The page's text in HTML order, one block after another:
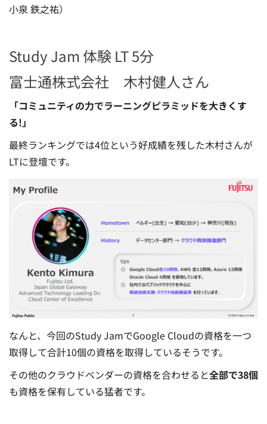
小泉 鉄之祐）
Study Jam 体験 LT 5分
富士通株式会社 木村健人さん
「コミュニティの力でラーニングピラミッドを大きくす
る!」
最終ランキングでは4位という好成績を残した木村さんが
LTに登壇です。
なんと、今回のStudy JamでGoogle Cloudの資格を一つ
取得して合計10個の資格を取得しているそうです。
その他のクラウドベンダーの資格を合わせると全部で38個
も資格を保有している猛者です。